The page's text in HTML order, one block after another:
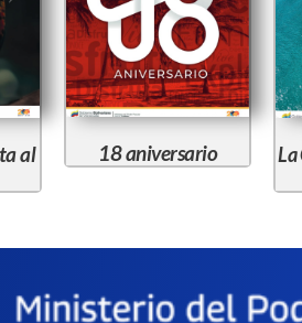
al
18 aniversario
La